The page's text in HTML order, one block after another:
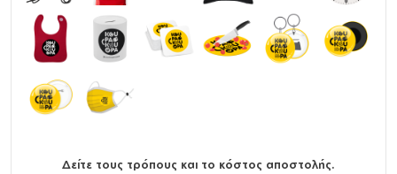
Δείτε τους τρόπους και το κόστος αποστολής.